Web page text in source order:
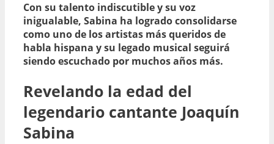
Con su talento indiscutible y su voz
inigualable, Sabina ha logrado consolidarse
como uno de los artistas más queridos de
habla hispana y su legado musical seguirá
siendo escuchado por muchos años más.
Revelando la edad del
legendario cantante Joaquín
Sabina